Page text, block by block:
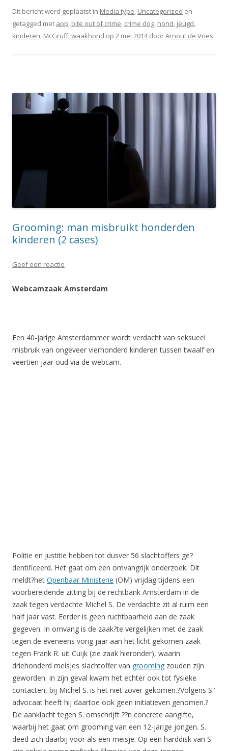
Dit bericht werd geplaatst in Media type, Uncategorized en
getagged met app, bite out of crime, crime dog, hond, jeugd,
kinderen, McGruff,waakhond op 2 mei 2014doorArnout de Vries.
Grooming: man misbruikt honderden
kinderen (2 cases)
Geef een reactie
Webcamzaak Amsterdam
Een 40-jarige Amsterdammer wordt verdacht van seksueel
misbruik van ongeveer vierhonderd kinderen tussen twaalf en
veertien jaar oud via de webcam.
Politie en justitie hebben tot dusver 56 slachtoffers ge?
dentificeerd. Het gaat om een omvangrijk onderzoek. Dit
meldt?het Openbaar Ministerie (OM) vrijdag tijdens een
voorbereidende zitting bij de rechtbank Amsterdam in de
zaak tegen verdachte Michel S. De verdachte zit al ruim een
half jaar vast. Eerder is geen ruchtbaarheid aan de zaak
gegeven. In omvang is de zaak?te vergelijken met de zaak
tegen de eveneens vorig jaar aan het licht gekomen zaak
tegen Frank R. uit Cuijk (zie zaak hieronder), waarin
driehonderd meisjes slachtoffer van grooming zouden zijn
geworden. In zijn geval kwam het echter ook tot fysieke
contacten, bij Michel S. is het niet zover gekomen.?Volgens S.’
advocaat heeft hij daartoe ook geen initiatieven genomen.?
De aanklacht tegen S. omschrijft ??n concrete aangifte,
waarbij het gaat om grooming van een 12-jarige jongen. S.
deed zich daarbij voor als een meisje. Op een harddisk van S.